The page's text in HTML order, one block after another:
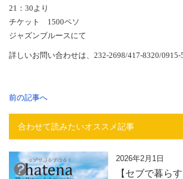
21：30より
チケット 1500ペソ
ジャズンブルースにて
詳しいお問い合わせは、232-2698/417-8320/
前の記事へ
合わせて読みたいオススメ記事
2026年2月1日
【セブで暮ら